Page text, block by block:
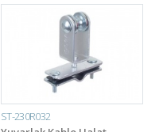
ST-230R032